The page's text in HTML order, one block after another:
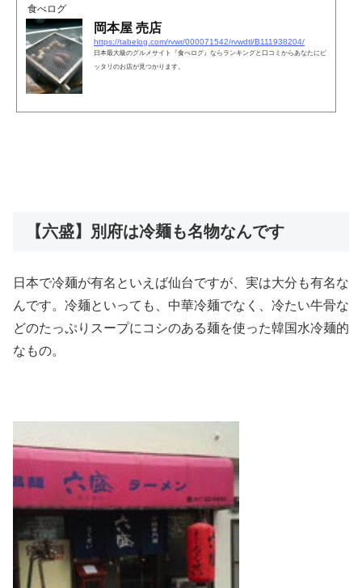
食べログ
岡本屋 売店
https://tabelog.com/rvwr/000071542/rvwdtl/B111938204/
日本最大級のグルメサイト『食べログ』ならランキングと口コミからあなたにピ
ッタリのお店が見つかります。
【六盛】別府は冷麺も名物なんです
日本で冷麺が有名といえば仙台ですが、実は大分も有名な
んです。冷麺といっても、中華冷麺でなく、冷たい牛骨な
どのたっぷりスープにコシのある麺を使った韓国水冷麺的
なもの。